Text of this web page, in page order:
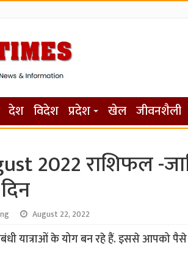
देश विदेश प्रदेश खेल जीवनशैली
2022 राशिफल -
August 22, 2022
यात्राओं के योग बन रहे हैं. इससे आपको